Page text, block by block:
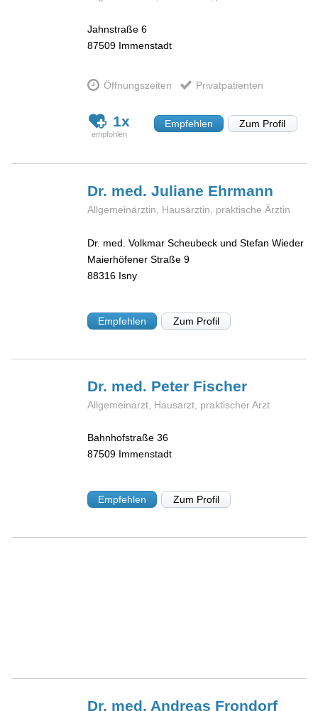
Jahnstraße 6
87509 Immenstadt
Öffnungszeiten Privatpatienten
1x Empfehlen Zum Profil
Dr. med. Juliane Ehrmann
Allgemeinärztin, Hausärztin, praktische Ärztin
Dr. med. Volkmar Scheubeck und Stefan Wieder
Maierhöfener Straße 9
88316 Isny
Empfehlen Zum Profil
Dr. med. Peter Fischer
Allgemeinarzt, Hausarzt, praktischer Arzt
Bahnhofstraße 36
87509 Immenstadt
Empfehlen Zum Profil
Dr. med. Andreas Frondorf